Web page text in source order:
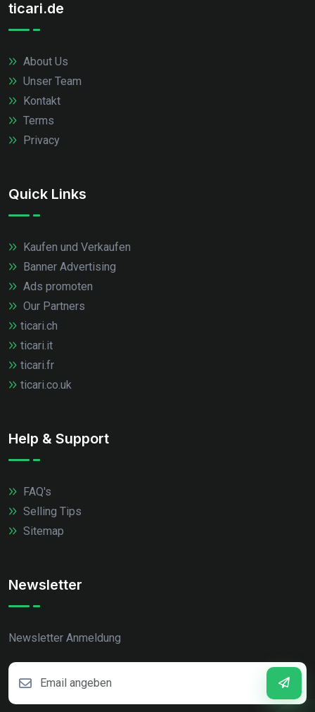
ticari.de
About Us
Unser Team
Kontakt
Terms
Privacy
Quick Links
Kaufen und Verkaufen
Banner Advertising
Ads promoten
Our Partners
ticari.ch
ticari.it
ticari.fr
ticari.co.uk
Help & Support
FAQ's
Selling Tips
Sitemap
Newsletter
Newsletter Anmeldung